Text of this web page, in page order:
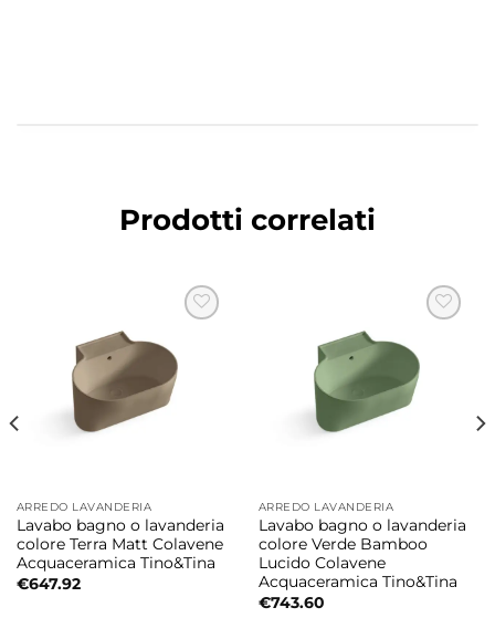
Prodotti correlati
ARREDO LAVANDERIA
Lavabo bagno o lavanderia
colore Terra Matt Colavene
Acquaceramica Tino&Tina
€647.92
ARREDO LAVANDERIA
Lavabo bagno o lavanderia
colore Verde Bamboo
Lucido Colavene
Acquaceramica Tino&Tina
€743.60